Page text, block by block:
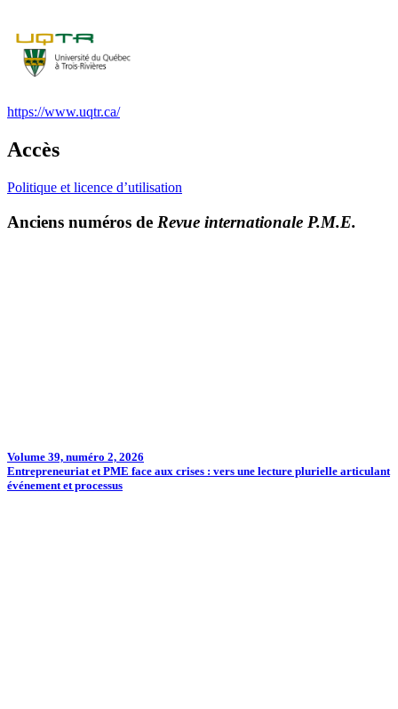
https://www.uqtr.ca/
Accès
Politique et licence d’utilisation
Anciens numéros de Revue internationale P.M.E.
Volume 39, numéro 2, 2026
Entrepreneuriat et PME face aux crises : vers une lecture plurielle articulant
événement et processus